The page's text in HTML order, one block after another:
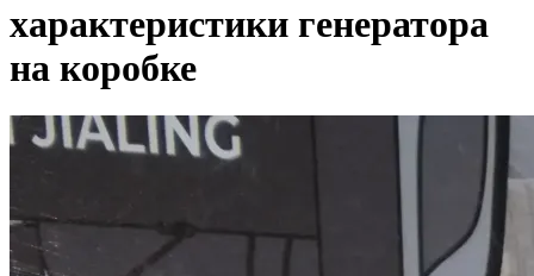
характеристики генератора
на коробке